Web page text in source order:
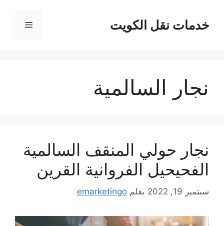
المحتوىخدمات نقل الكويت القائمة
نجار السالمية
نجار حولي المنقف السالمية
الفحيحيل الفروانية القرين
سبتمبر 19, 2022 بقلم emarketingo